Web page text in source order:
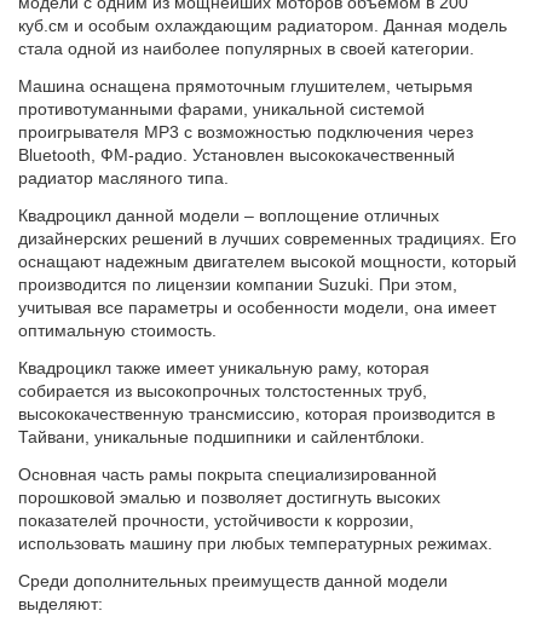
куб.см и особым охлаждающим радиатором. Данная модель
стала одной из наиболее популярных в своей категории.
Машина оснащена прямоточным глушителем, четырьмя
противотуманными фарами, уникальной системой
проигрывателя MP3 с возможностью подключения через
Bluetooth, ФМ-радио. Установлен высококачественный
радиатор масляного типа.
Квадроцикл данной модели – воплощение отличных
дизайнерских решений в лучших современных традициях. Его
оснащают надежным двигателем высокой мощности, который
производится по лицензии компании Suzuki. При этом,
учитывая все параметры и особенности модели, она имеет
оптимальную стоимость.
Квадроцикл также имеет уникальную раму, которая
собирается из высокопрочных толстостенных труб,
высококачественную трансмиссию, которая производится в
Тайвани, уникальные подшипники и сайлентблоки.
Основная часть рамы покрыта специализированной
порошковой эмалью и позволяет достигнуть высоких
показателей прочности, устойчивости к коррозии,
использовать машину при любых температурных режимах.
Среди дополнительных преимуществ данной модели
выделяют: